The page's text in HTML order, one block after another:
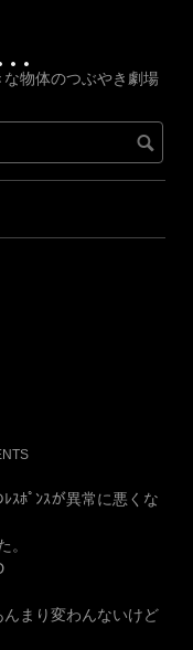
物体のつぶやき劇場
ｽﾎﾟﾝｽが異常に悪くな
。
んまり変わんないけど